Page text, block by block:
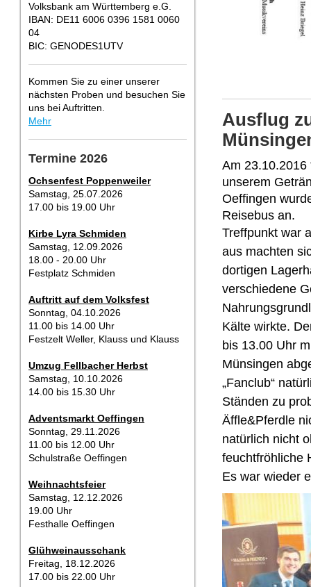
Volksbank am Württemberg e.G.
IBAN: DE11 6006 0396 1581 0060
04
BIC: GENODES1UTV
Kommen Sie zu einer unserer
nächsten Proben und besuchen Sie
uns bei Auftritten.
Mehr
Termine 2026
Ochsenfest Poppenweiler
Samstag, 25.07.2026
17.00 bis 19.00 Uhr
Kirbe Lyra Schmiden
Samstag, 12.09.2026
18.00 - 20.00 Uhr
Festplatz Schmiden
Auftritt auf dem Volksfest
Sonntag, 04.10.2026
11.00 bis 14.00 Uhr
Festzelt Weller, Klauss und Klauss
Umzug Fellbacher Herbst
Samstag, 10.10.2026
14.00 bis 15.30 Uhr
Adventsmarkt Oeffingen
Sonntag, 29.11.2026
11.00 bis 12.00 Uhr
Schulstraße Oeffingen
Weihnachtsfeier
Samstag, 12.12.2026
19.00 Uhr
Festhalle Oeffingen
Glühweinausschank
Freitag, 18.12.2026
17.00 bis 22.00 Uhr
Ausflug
Am 23.10.2016
unserem
Oeffingen
Reisebus an.
Treffpunkt war
aus machten
dortigen
verschiedene
Kälte wirkte.
bis 13.00 Uhr
Münsingen
„Fanclub“
Ständen zu
Äffle&Pferdle
natürlich nicht
feuchtfröhliche
Es war wieder